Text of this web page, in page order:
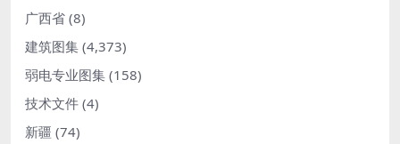
广西省 (8)
建筑图集 (4,373)
弱电专业图集 (158)
技术文件 (4)
新疆 (74)